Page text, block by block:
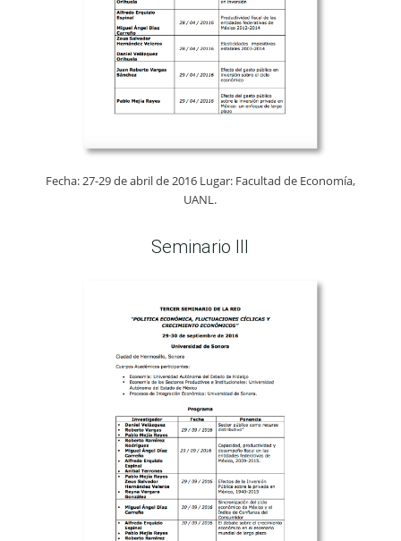
Fecha: 27-29 de abril de 2016 Lugar: Facultad de Economía,
UANL.
Seminario III